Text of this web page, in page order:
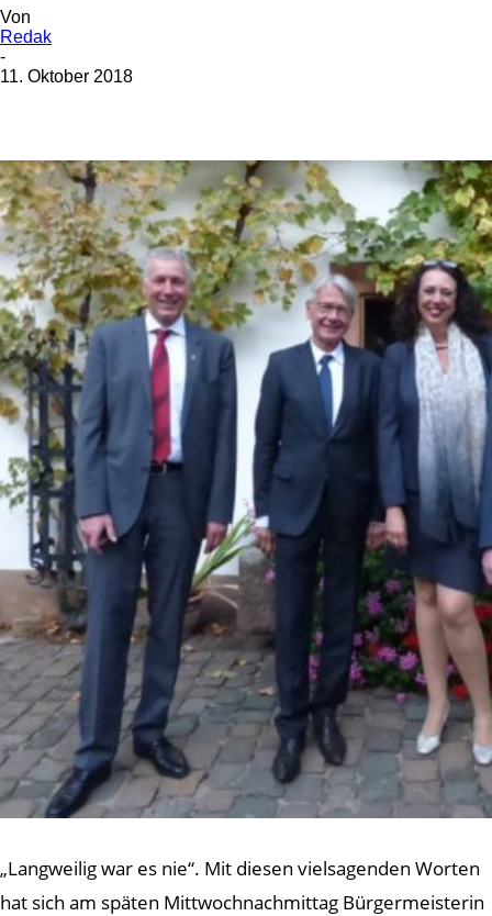
Von
Redak
-
11. Oktober 2018
„Langweilig war es nie“. Mit diesen vielsagenden Worten
hat sich am späten Mittwochnachmittag Bürgermeisterin